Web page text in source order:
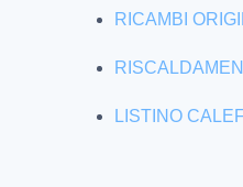
RICAMBI
LISTINO